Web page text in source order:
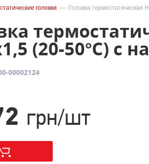
головки — Головка
(20-50°С) с
00002124
грн/шт